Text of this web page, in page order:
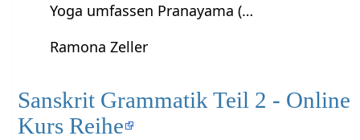
Yoga umfassen Pranayama (…
Ramona Zeller
Sanskrit Grammatik Teil 2 - Online
Kurs Reihe